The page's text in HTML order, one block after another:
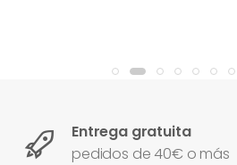
Entrega gratuita
pedidos de 40€ o más